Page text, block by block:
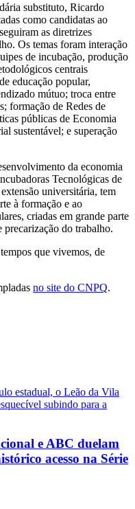
substituto, Ricardo
como candidatas ao
as diretrizes
Os temas foram interação
de incubação, produção
centrais
educação popular,
mútuo; troca entre
formação de Redes de
públicas de Economia
sustentável; e superação
da economia
Tecnológicas de
universitária, tem
à formação e ao
criadas em grande parte
do trabalho.
que vivemos, de
no site do CNPQ.
e ABC duelam
acesso na Série